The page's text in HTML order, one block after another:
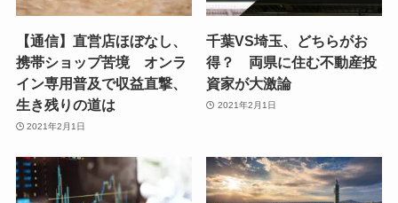
【通信】直営店ほぼなし、
携帯ショップ苦境 オンラ
イン専用普及で収益直撃、
生き残りの道は
2021年2月1日
千葉VS埼玉、どちらがお
得？ 両県に住む不動産投
資家が大激論
2021年2月1日